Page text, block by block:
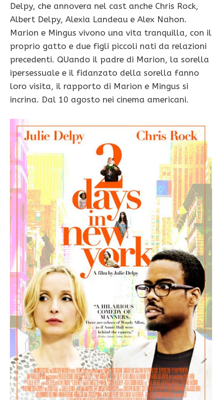
Delpy, che annovera nel cast anche Chris Rock,
Albert Delpy, Alexia Landeau e Alex Nahon.
Marion e Mingus vivono una vita tranquilla, con il
proprio gatto e due figli piccoli nati da relazioni
precedenti. QUando il padre di Marion, la sorella
ipersessuale e il fidanzato della sorella fanno
loro visita, il rapporto di Marion e Mingus si
incrina. Dal 10 agosto nei cinema americani.